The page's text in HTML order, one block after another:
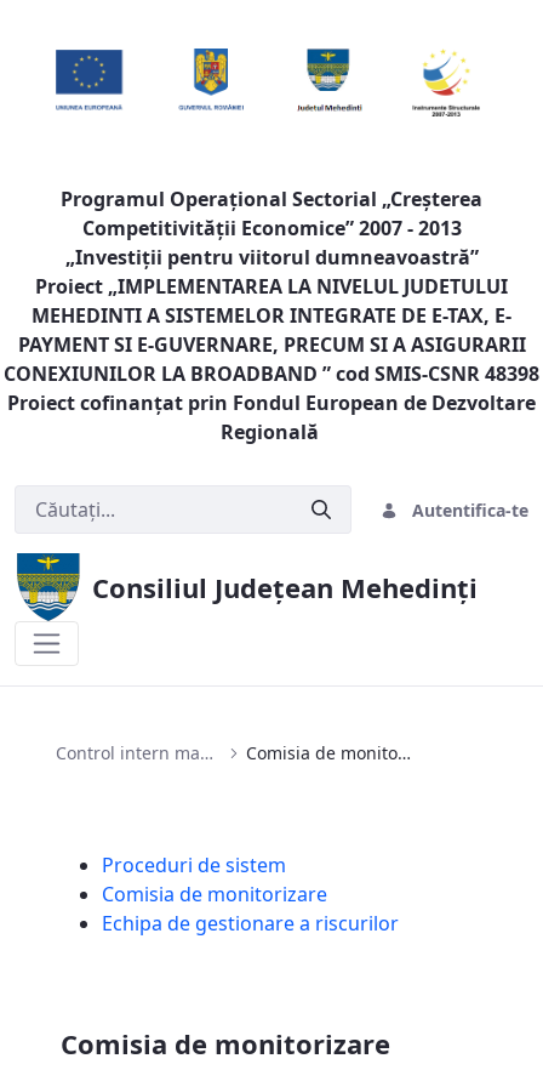
Programul Operaţional Sectorial „Creşterea
Competitivităţii Economice” 2007 - 2013
„Investiţii pentru viitorul dumneavoastră”
Proiect „IMPLEMENTAREA LA NIVELUL JUDETULUI
MEHEDINTI A SISTEMELOR INTEGRATE DE E-TAX, E-
PAYMENT SI E-GUVERNARE, PRECUM SI A ASIGURARII
CONEXIUNILOR LA BROADBAND ” cod SMIS-CSNR 48398
Proiect cofinanţat prin Fondul European de Dezvoltare
Regională
Autentifica-te
Consiliul Județean Mehedinți
Control intern managerial Comisia de monitorizare
Proceduri de sistem
Comisia de monitorizare
Echipa de gestionare a riscurilor
Comisia de monitorizare